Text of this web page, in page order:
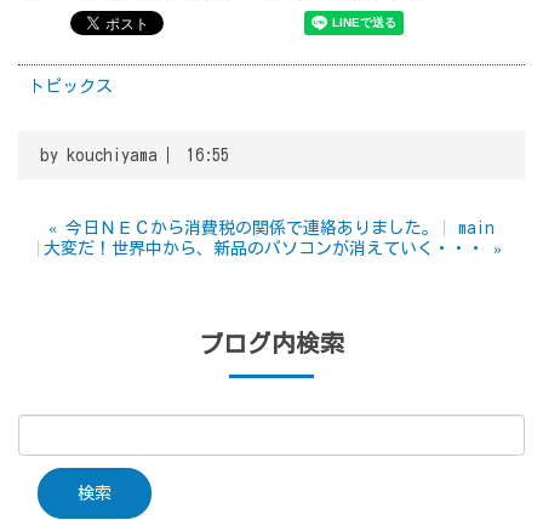
トピックス
by kouchiyama 16:55
« 今日ＮＥＣから消費税の関係で連絡ありました。
main
大変だ！世界中から、新品のパソコンが消えていく・・・
»
ブログ内検索